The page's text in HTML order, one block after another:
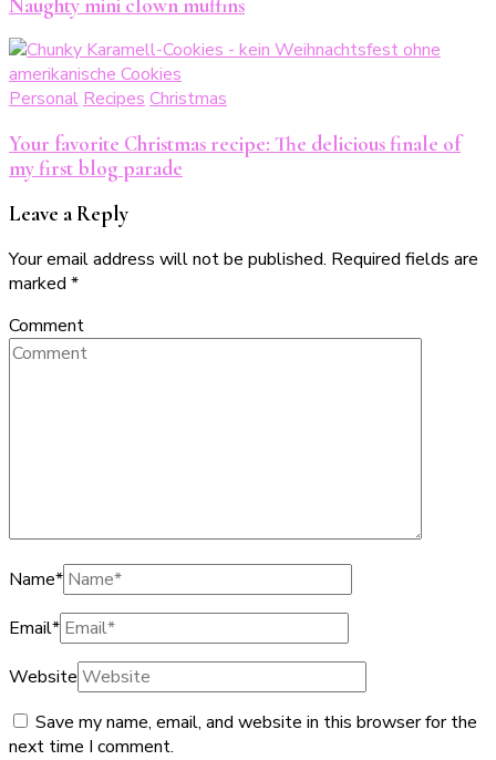
Naughty mini clown muffins
PersonalRecipesChristmas
Your favorite Christmas recipe: The delicious finale of
my first blog parade
Leave a Reply
Your email address will not be published. Required fields are
marked *
Comment
Name*
Email*
Website
Save my name, email, and website in this browser for the
next time I comment.